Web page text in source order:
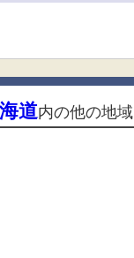
道内の他の地域